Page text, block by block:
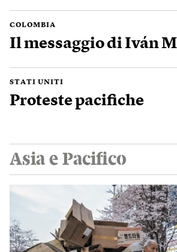
COLOMBIA
Il messaggio di Iván
STATI UNITI
Proteste pacifiche
Asia e Pacifico